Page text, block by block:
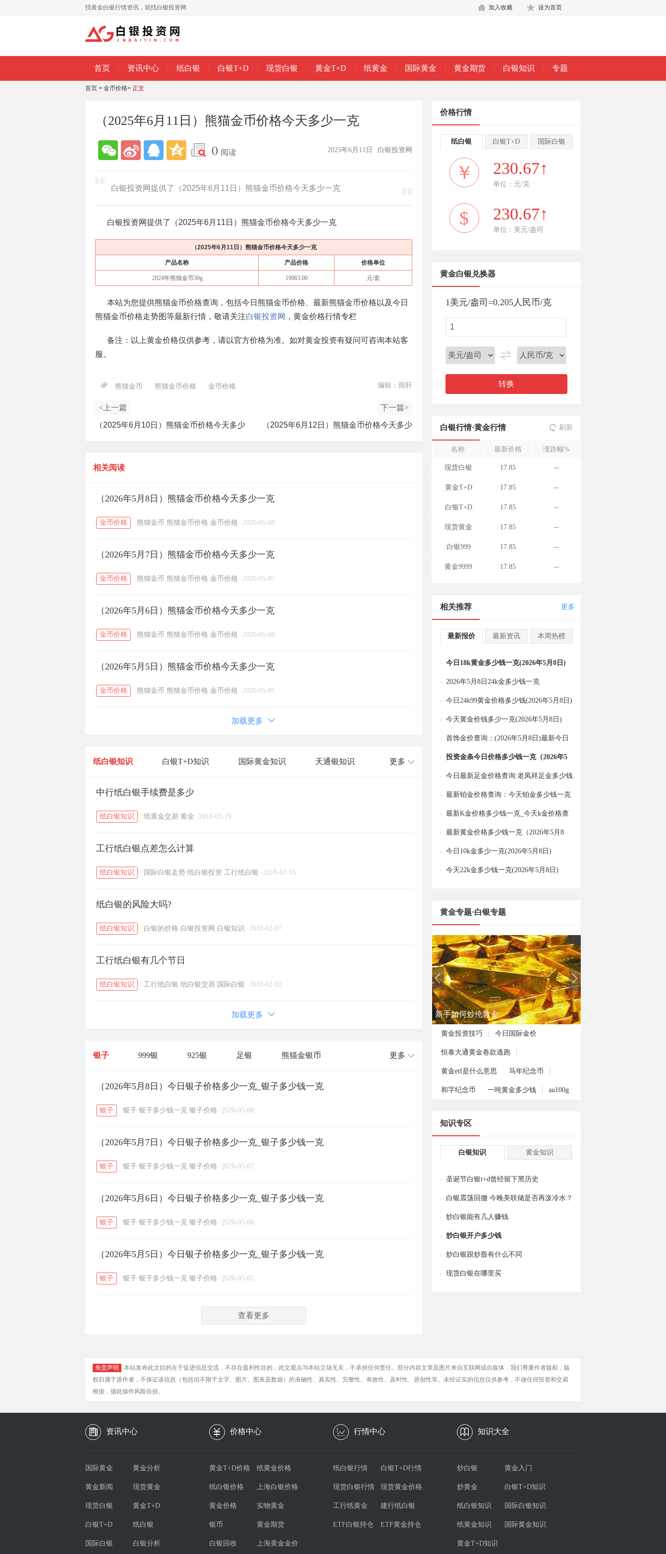
找黄金白银行情资讯，就找白银投资网 设为首页
加入收藏
首页 资讯中心 纸白银 白银T+D 现货白银 黄金T+D 纸黄金 国际黄金 黄金期货 白银知识 专题
首页 > 金币价格> 正文
（2025年6月11日）熊猫金币价格今天多少一克
0 阅读 白银投资网
2025年6月11日
白银投资网提供了（2025年6月11日）熊猫金币价格今天多少一克
白银投资网提供了（2025年6月11日 ）熊猫金币价格今天多少一克
（2025年6月11日 ）熊猫金币价格今天多少一克
产品名称 产品价格 价格单位
2024年熊猫金币30g 19063.00 元/套
本站为您提供熊猫金币价格查询，包括今日熊猫金币价格、最新熊猫金币价格以及今日
熊猫金币价格走势图等最新行情，敬请关注白银投资网 ，黄金价格行情专栏
备注：以上黄金价格仅供参考，请以官方价格为准。如对黄金投资有疑问可咨询本站客
服。
熊猫金币 熊猫金币价格 金币价格 编辑：雨轩
<上一篇
（2025年6月10日）熊猫金币价格今天多少
下一篇>
（2025年6月12日）熊猫金币价格今天多少
相关阅读
（2026年5月8日）熊猫金币价格今天多少一克
金币价格 熊猫金币 熊猫金币价格 金币价格 · 2026-05-08
（2026年5月7日）熊猫金币价格今天多少一克
金币价格 熊猫金币 熊猫金币价格 金币价格 · 2026-05-07
（2026年5月6日）熊猫金币价格今天多少一克
金币价格 熊猫金币 熊猫金币价格 金币价格 · 2026-05-06
（2026年5月5日）熊猫金币价格今天多少一克
金币价格 熊猫金币 熊猫金币价格 金币价格 · 2026-05-05
加载更多
纸白银知识 白银T+D知识 国际黄金知识 天通银知识
黄金T+D知识 / 粤贵银知识
更多
中行纸白银手续费是多少
纸白银知识 纸黄金交易 黄金 · 2018-02-19
工行纸白银点差怎么计算
纸白银知识 国际白银走势 纸白银投资 工行纸白银 · 2018-02-15
纸白银的风险大吗?
纸白银知识 白银的价格 白银投资网 白银知识 · 2018-02-07
工行纸白银有几个节日
纸白银知识 工行纸白银 纸白银交易 国际白银 · 2018-02-02
加载更多
银子 999银 925银 足银 熊猫金银币
开国纪念币 大清银币 / 长城币 / 老凤祥
菜百 周生生 周大生
六福 / 金至尊 / 潮宏基 / 亚一金店 黄金
更多
（2026年5月8日）今日银子价格多少一克_银子多少钱一克
银子 银子 银子多少钱一克 银子价格 · 2026-05-08
（2026年5月7日）今日银子价格多少一克_银子多少钱一克
银子 银子 银子多少钱一克 银子价格 · 2026-05-07
（2026年5月6日）今日银子价格多少一克_银子多少钱一克
银子 银子 银子多少钱一克 银子价格 · 2026-05-06
（2026年5月5日）今日银子价格多少一克_银子多少钱一克
银子 银子 银子多少钱一克 银子价格 · 2026-05-05
查看更多
价格行情
纸白银 白银T+D 国际白银
￥ 230.67↑
单位：元/克
$ 230.67↑
单位：美元/盎司
黄金白银兑换器
1美元/盎司 =0.205人民币/克
转换
白银行情·黄金行情 刷新
名称 最新价格 涨跌幅%
现货白银 17.85 --
黄金T+D 17.85 --
白银T+D 17.85 --
现货黄金 17.85 --
白银999 17.85 --
黄金9999 17.85 --
相关推荐 更多
最新报价 最新资讯 本周热榜
今日18k黄金多少钱一克(2026年5月8日)
2026年5月8日24k金多少钱一克
今日24k99黄金价格多少钱(2026年5月8日)
今天黄金价钱多少一克(2026年5月8日)
首饰金价查询：(2026年5月8日)最新今日
金价多少一克？
投资金条今日价格多少钱一克（2026年5
月8日）
今日最新足金价格查询:老凤祥足金多少钱
一克（2026年5月8日）
最新铂金价格查询：今天铂金多少钱一克
（2026年5月8日）
最新K金价格多少钱一克_今天k金价格查
询（2026年5月8日）
最新黄金价格多少钱一克（2026年5月8
日）
今日10k金多少一克(2026年5月8日)
今天22k金多少钱一克(2026年5月8日)
黄金专题·白银专题
新手如何炒伦敦金
黄金投资技巧 今日国际金价
恒泰大通黄金卷款逃跑
黄金etf是什么意思 马年纪念币
和字纪念币 一吨黄金多少钱 au100g
知识专区
白银知识 黄金知识
圣诞节白银t+d曾经留下黑历史
白银震荡回撤 今晚美联储是否再泼冷水？
炒白银能有几人赚钱
炒白银开户多少钱
炒白银跟炒股有什么不同
现货白银在哪里买
免责声明
本站发布此文目的在于促进信息交流，不存在盈利性目的，此文观点与本站立场无关，不承担任何责任。部分内容文章及图片来自互联网或自媒体，我们尊重作者版权，版
权归属于原作者，不保证该信息（包括但不限于文字、图片、图表及数据）的准确性、真实性、完整性、有效性、及时性、原创性等。未经证实的信息仅供参考，不做任何投资和交易
根据，据此操作风险自担。
资讯中心 价格中心 行情中心 知识大全
国际黄金 黄金分析
黄金新闻 现货黄金
现货白银 黄金T+D
白银T+D 纸白银
国际白银 白银分析
黄金T+D价格 纸黄金价格
纸白银价格 上海白银价格
黄金价格 实物黄金
银币 黄金期货
白银回收 上海黄金金价
纸白银行情 白银T+D行情
现货白银行情 现货黄金价格
工行纸黄金 建行纸白银
ETF白银持仓 ETF黄金持仓
炒白银 黄金入门
炒黄金 白银T+D知识
纸白银知识 国际白银知识
纸黄金知识 国际黄金知识
黄金T+D知识